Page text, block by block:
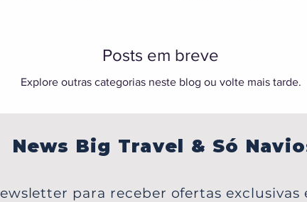
um céu iluminado
preparamos est
Posts em breve
Explore outras categorias neste blog ou volte mais tarde.
News Big Travel & Só
para receber ofertas exclusivas